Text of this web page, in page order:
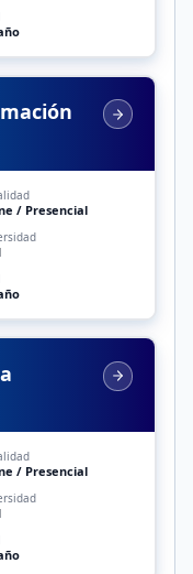
/ Presencial
/ Presencial